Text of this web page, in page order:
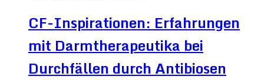
CF-Inspirationen: Erfahrungen
mit Darmtherapeutika bei
Durchfällen durch Antibiosen